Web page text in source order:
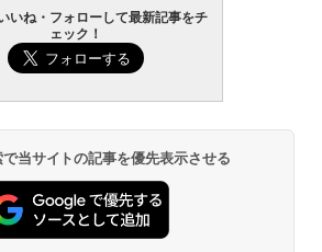
Amazon Kindle Paperwhite (16GB) 7イ
ンチディスプレイ、色調調節ライト、12
週間持続バッテリー、広告なし、ブラッ
Amazon Kindle Colorsoft | 16GBストレ
ージ、防水、7インチカラーディスプレ
イ、色調調節ライト、最大8週間持続バッ
テリー、広告無し、ブラック (2025年発
いね・フォローして最新記事をチ
ェック！
当サイトの記事を優先表示させる